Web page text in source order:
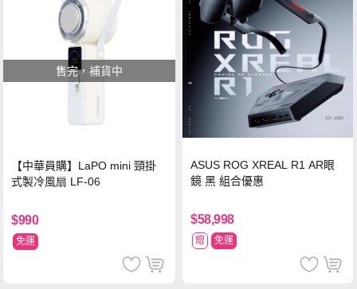
售完，補貨中
【中華員購】LaPO mini 頸掛
式製冷風扇 LF-06
$990
免運
ASUS ROG XREAL R1 AR眼
鏡 黑 組合優惠
$58,998
贈 免運